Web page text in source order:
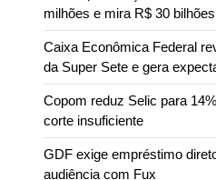
milhões e mira R$ 30
Caixa Econômica Federal
da Super Sete e gera
Copom reduz Selic para
corte insuficiente
GDF exige empréstimo
audiência com Fux